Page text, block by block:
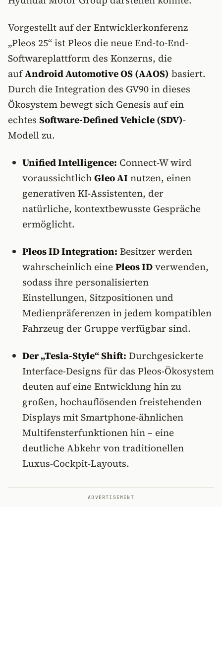
Vorgestellt auf der Entwicklerkonferenz
„Pleos 25“ ist Pleos die neue End-to-End-
Softwareplattform des Konzerns, die
aufAndroid Automotive OS (AAOS) basiert.
Durch die Integration des GV90 in dieses
Ökosystem bewegt sich Genesis auf ein
echtes Software-Defined Vehicle (SDV)-
Modell zu.
Unified Intelligence: Connect-W wird
voraussichtlichGleo AI nutzen, einen
generativen KI-Assistenten, der
natürliche, kontextbewusste Gespräche
ermöglicht.
Pleos ID Integration: Besitzer werden
wahrscheinlich einePleos IDverwenden,
sodass ihre personalisierten
Einstellungen, Sitzpositionen und
Medienpräferenzen in jedem kompatiblen
Fahrzeug der Gruppe verfügbar sind.
Der „Tesla-Style“ Shift: Durchgesickerte
Interface-Designs für das Pleos-Ökosystem
deuten auf eine Entwicklung hin zu
großen, hochauflösenden freistehenden
Displays mit Smartphone-ähnlichen
Multifensterfunktionen hin – eine
deutliche Abkehr von traditionellen
Luxus-Cockpit-Layouts.
ADVERTISEMENT